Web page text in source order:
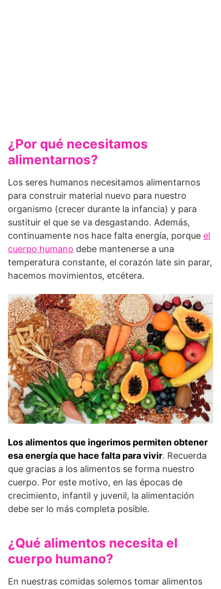
¿Por qué necesitamos
alimentarnos?
Los seres humanos necesitamos alimentarnos
para construir material nuevo para nuestro
organismo (crecer durante la infancia) y para
sustituir el que se va desgastando. Además,
continuamente nos hace falta energía, porque el
cuerpo humano debe mantenerse a una
temperatura constante, el corazón late sin parar,
hacemos movimientos, etcétera.
Los alimentos que ingerimos permiten obtener
esa energía que hace falta para vivir. Recuerda
que gracias a los alimentos se forma nuestro
cuerpo. Por este motivo, en las épocas de
crecimiento, infantil y juvenil, la alimentación
debe ser lo más completa posible.
¿Qué alimentos necesita el
cuerpo humano?
En nuestras comidas solemos tomar alimentos